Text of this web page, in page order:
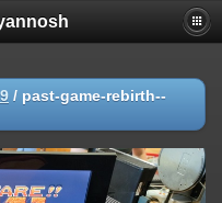
/ past-game-rebirth--